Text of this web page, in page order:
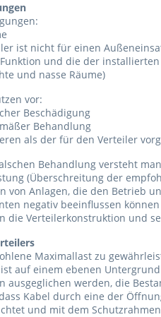
ist nicht für einen
und die der
und nasse Räume)
vor:
Beschädigung
Behandlung
als der für den Verteiler
Behandlung versteht
(Überschreitung der
von Anlagen, die den Betrieb
negativ beeinflussen können
die Verteilerkonstruktion und
Maximallast zu
auf einem ebenen
ausgeglichen werden, die
Kabel durch eine der
und mit dem